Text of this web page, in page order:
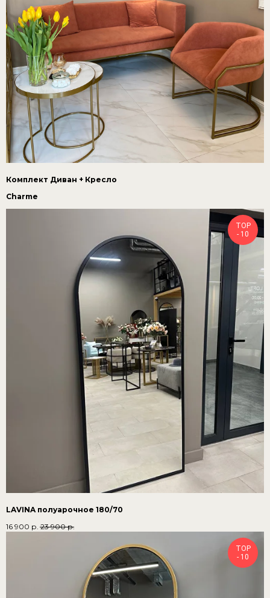
Комплект Диван + Кресло
Charme
TOP
- 10
LAVINA полуарочное 180/70
16 900 р. 23 900 р.
TOP
- 10